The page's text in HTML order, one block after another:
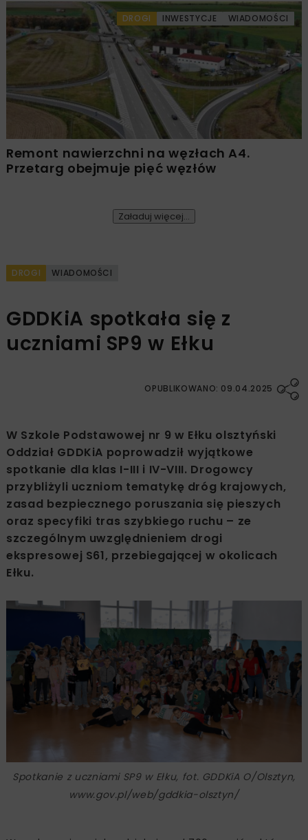
DROGI INWESTYCJE WIADOMOŚCI
Remont nawierzchni na węzłach A4.
Przetarg obejmuje pięć węzłów
Załaduj więcej...
DROGI WIADOMOŚCI
GDDKiA spotkała się z
uczniami SP9 w Ełku
OPUBLIKOWANO: 09.04.2025
W Szkole Podstawowej nr 9 w Ełku olsztyński
Oddział GDDKiA poprowadził wyjątkowe
spotkanie dla klas I-III i IV-VIII. Drogowcy
przybliżyli uczniom tematykę dróg krajowych,
zasad bezpiecznego poruszania się pieszych
oraz specyfiki tras szybkiego ruchu – ze
szczególnym uwzględnieniem drogi
ekspresowej S61, przebiegającej w okolicach
Ełku.
Spotkanie z uczniami SP9 w Ełku, fot. GDDKiA O/Olsztyn,
www.gov.pl/web/gddkia-olsztyn/